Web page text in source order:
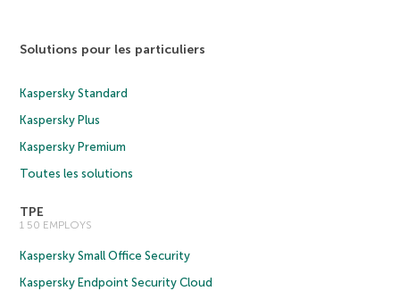
Solutions pour les particuliers
Kaspersky Standard
Kaspersky Plus
Kaspersky Premium
Toutes les solutions
TPE
1 50 EMPLOYS
Kaspersky Small Office Security
Kaspersky Endpoint Security Cloud